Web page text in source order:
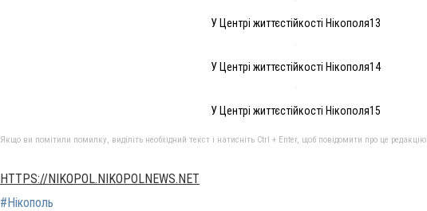
У Центрі життєстійкості Нікополя13
У Центрі життєстійкості Нікополя14
У Центрі життєстійкості Нікополя15
Якщо ви помітили помилку, виділіть необхідний текст і натисніть Ctrl + Enter, щоб повідомити про це редакцію
HTTPS://NIKOPOL.NIKOPOLNEWS.NET
#Нікополь